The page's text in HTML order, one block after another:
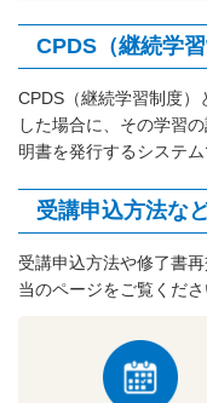
CPDS（継続学習
CPDS（継続学習制度）
した場合に、その学習
明書を発行するシステム
受講申込方法な
受講申込方法や修了書
当のページをご覧くださ